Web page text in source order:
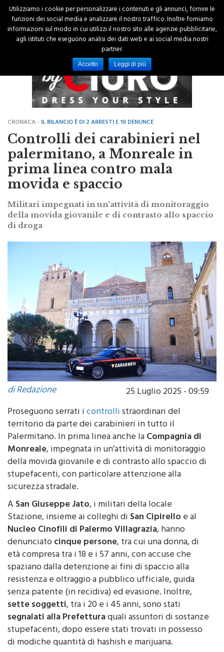
CRONACA - IL BILANCIO È DI 2 ARRESTI E 10 DENUNCE
Controlli dei carabinieri nel
palermitano, a Monreale in
prima linea contro mala
movida e spaccio
Militari impegnati in un'attività di monitoraggio
della movida giovanile e di contrasto allo spaccio
di droga
di Redazione
25 Luglio 2025 - 09:59
Proseguono serrati icontrollistraordinari del
territorio da parte dei carabinieri in tutto il
Palermitano. In prima linea anche laCompagnia di
Monreale, impegnata in un’attività di monitoraggio
della movida giovanile e di contrasto allo spaccio di
stupefacenti, con particolare attenzione alla
sicurezza stradale.
ASan Giuseppe Jato, i militari della locale
Stazione, insieme ai colleghi diSan Cipirelloe al
Nucleo Cinofili di Palermo Villagrazia, hanno
denunciatocinque persone, tra cui una donna, di
età compresa tra i 18 e i 57 anni, con accuse che
spaziano dalla detenzione ai fini di spaccio alla
resistenza e oltraggio a pubblico ufficiale, guida
senza patente (in recidiva) ed evasione. Inoltre,
sette soggetti, tra i 20 e i 45 anni, sono stati
segnalati alla Prefetturaquali assuntori di sostanze
stupefacenti, dopo essere stati trovati in possesso
di modiche quantità di hashish e marijuana.
Utilizziamo i cookie per personalizzare i contenuti e gli annunci, fornire le
funzioni dei social media e analizzare il nostro traffico. Inoltre forniamo
informazioni sul modo in cui utilizzi il nostro sito alle agenzie pubblicitarie,
agli istituti che eseguono analisi dei dati web e ai social media nostri
partner.
Accetto Leggi di più